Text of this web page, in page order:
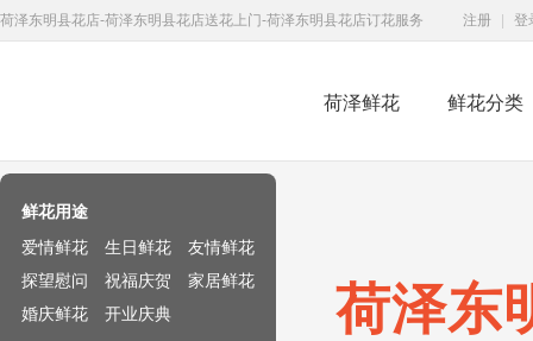
荷泽东明县花店-荷泽东明县花店送花上门-荷泽东明县花店订花服务 注册 登
荷泽鲜花 鲜花分类
荷泽东
鲜花用途
爱情鲜花
生日鲜花
友情鲜花
探望慰问
祝福庆贺
家居鲜花
婚庆鲜花
开业庆典